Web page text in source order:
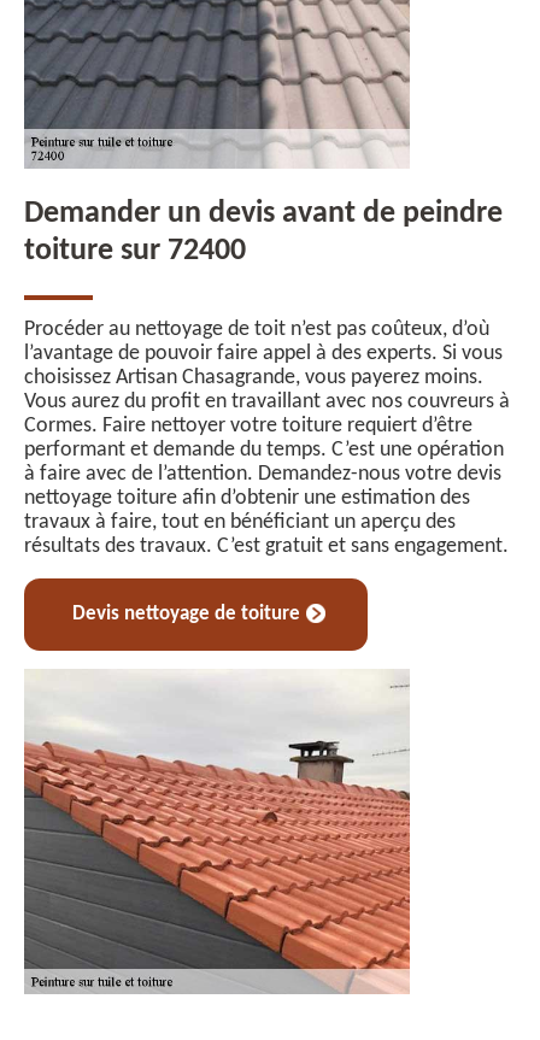
Demander un devis avant de peindre
toiture sur 72400
Procéder au nettoyage de toit n’est pas coûteux, d’où
l’avantage de pouvoir faire appel à des experts. Si vous
choisissez Artisan Chasagrande, vous payerez moins.
Vous aurez du profit en travaillant avec nos couvreurs à
Cormes. Faire nettoyer votre toiture requiert d’être
performant et demande du temps. C’est une opération
à faire avec de l’attention. Demandez-nous votre devis
nettoyage toiture afin d’obtenir une estimation des
travaux à faire, tout en bénéficiant un aperçu des
résultats des travaux. C’est gratuit et sans engagement.
Devis nettoyage de toiture